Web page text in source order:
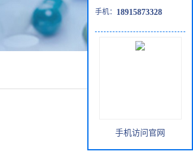
手机： 18915873328
手机访问官网